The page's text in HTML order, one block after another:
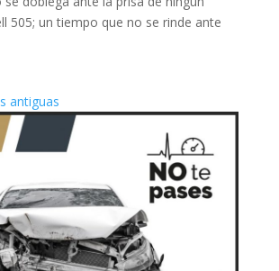
505; un tiempo que no se rinde ante
antiguas